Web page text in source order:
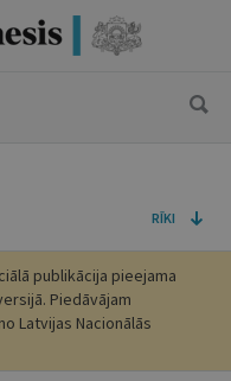
RĪKI
publikācija pieejama
Piedāvājam
Latvijas Nacionālās